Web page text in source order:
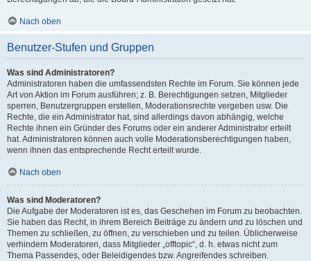
Nach oben
Benutzer-Stufen und Gruppen
Was sind Administratoren?
Administratoren haben die umfassendsten Rechte im Forum. Sie können jede
Art von Aktion im Forum ausführen; z. B. Berechtigungen setzen, Mitglieder
sperren, Benutzergruppen erstellen, Moderationsrechte vergeben usw. Die
Rechte, die ein Administrator hat, sind allerdings davon abhängig, welche
Rechte ihnen ein Gründer des Forums oder ein anderer Administrator erteilt
hat. Administratoren können auch volle Moderationsberechtigungen haben,
wenn ihnen das entsprechende Recht erteilt wurde.
Nach oben
Was sind Moderatoren?
Die Aufgabe der Moderatoren ist es, das Geschehen im Forum zu beobachten.
Sie haben das Recht, in ihrem Bereich Beiträge zu ändern und zu löschen und
Themen zu schließen, zu öffnen, zu verschieben und zu teilen. Üblicherweise
verhindern Moderatoren, dass Mitglieder „offtopic“, d. h. etwas nicht zum
Thema Passendes, oder Beleidigendes bzw. Angreifendes schreiben.